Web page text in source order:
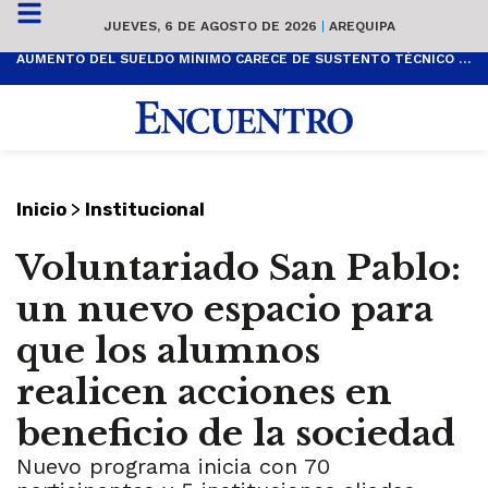
JUEVES, 6 DE AGOSTO DE 2026 | AREQUIPA
AUMENTO DEL SUELDO MÍNIMO CARECE DE SUSTENTO TÉCNICO Y ES POPULISTA
Inicio > Institucional
Voluntariado San Pablo:
un nuevo espacio para
que los alumnos
realicen acciones en
beneficio de la sociedad
Nuevo programa inicia con 70